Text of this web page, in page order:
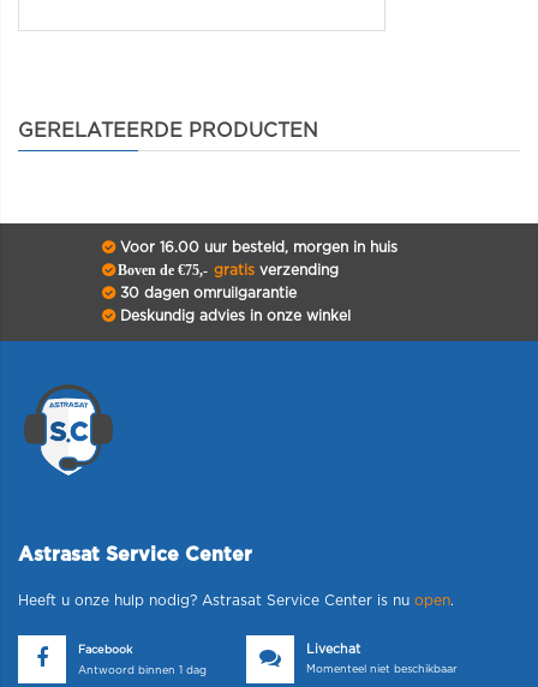
GERELATEERDE PRODUCTEN
Voor 16.00 uur besteld, morgen in huis
Boven de €75,- gratisverzending
30 dagen omruilgarantie
Deskundig advies in onze winkel
Astrasat Service Center
Heeft u onze hulp nodig? Astrasat Service Center is nu open.
Facebook
Antwoord binnen 1 dag
Livechat
Momenteel niet beschikbaar